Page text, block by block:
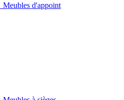
Meubles d'appoint